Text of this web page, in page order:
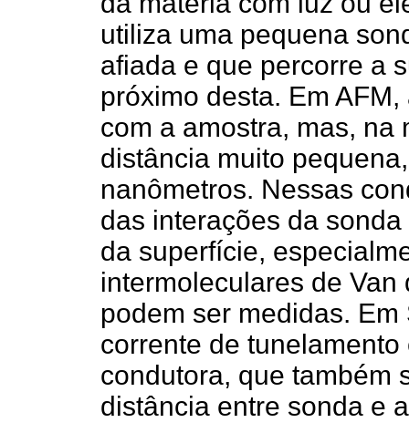
utiliza uma pequena
afiada e que percorre a
próximo desta. Em
com a amostra, mas, na
distância muito
nanômetros. Nessas
das interações da
da superfície,
intermoleculares de
podem ser medidas.
corrente de
condutora, que também
distância entre sonda e